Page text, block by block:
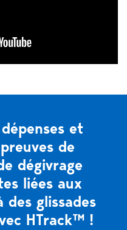
et
de
dégivrage
liées aux
des glissades
HTrack™ !